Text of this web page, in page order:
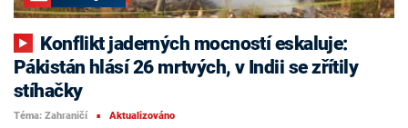
Pákistán hlásí 26 mrtvých, v Indii se zřítily
stíhačky
Téma: Zahraničí ■ Aktualizováno